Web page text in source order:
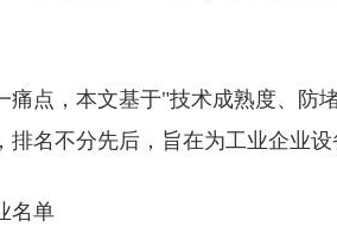
痛点，本文基于"技术成熟度、防
排名不分先后，旨在为工业企业设
名单